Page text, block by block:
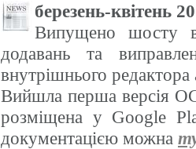
березень-квітень
Випущено шосту
додавань та
внутрішнього редактора
Вийшла перша версія
розміщена у Google
документацією можна